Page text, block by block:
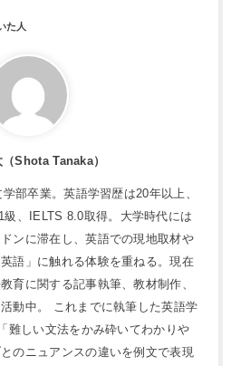
Shota Tanaka）
部卒業。英語学習歴は20年以上、
、IELTS 8.0取得。大学時代には
ンに滞在し、英語での現地取材や
語」に触れる体験を重ねる。現在
育に関する記事執筆、教材制作、
動中。 これまでに執筆した英語学
難しい文法をかみ砕いてわかりや
のニュアンスの違いを例文で表現